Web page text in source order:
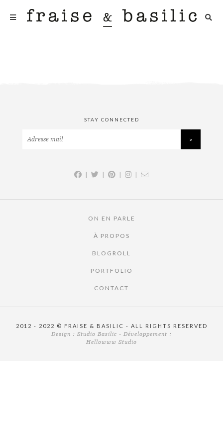
STAY CONNECTED
| | | |
ON EN PARLE
À PROPOS
BLOGROLL
PORTFOLIO
CONTACT
2012 - 2022 © FRAISE & BASILIC - ALL RIGHTS RESERVED
Design : Studio Basilic - Développement :
Hellowww Studio